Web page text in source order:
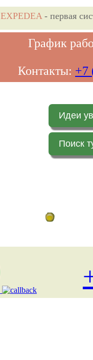
EXPEDEA- первая
График
Контакты: +7
Идеи
Поиск